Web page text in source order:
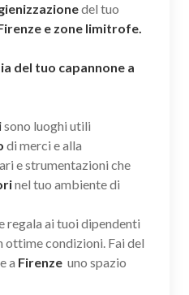
del tuo
e zone limitrofe.
del tuo capannone a
sono luoghi utili
di merci e alla
e strumentazioni che
nel tuo ambiente di
regala ai tuoi dipendenti
ottime condizioni. Fai del
a Firenze uno spazio